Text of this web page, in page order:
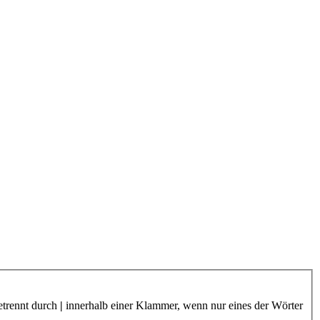
durch | innerhalb einer Klammer, wenn nur eines der Wörter